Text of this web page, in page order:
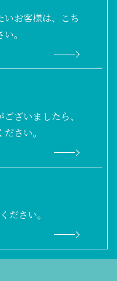
いお客様は、こち
い。
ございましたら、
ださい。
ださい。